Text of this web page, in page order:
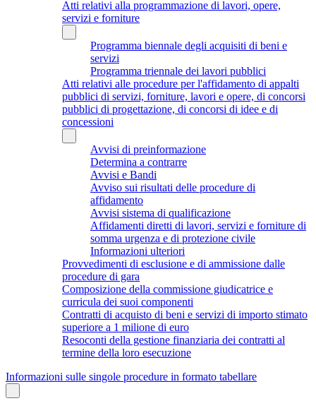
Atti relativi alla programmazione di lavori, opere,
servizi e forniture
Programma biennale degli acquisiti di beni e
servizi
Programma triennale dei lavori pubblici
Atti relativi alle procedure per l'affidamento di appalti
pubblici di servizi, forniture, lavori e opere, di concorsi
pubblici di progettazione, di concorsi di idee e di
concessioni
Avvisi di preinformazione
Determina a contrarre
Avvisi e Bandi
Avviso sui risultati delle procedure di
affidamento
Avvisi sistema di qualificazione
Affidamenti diretti di lavori, servizi e forniture di
somma urgenza e di protezione civile
Informazioni ulteriori
Provvedimenti di esclusione e di ammissione dalle
procedure di gara
Composizione della commissione giudicatrice e
curricula dei suoi componenti
Contratti di acquisto di beni e servizi di importo stimato
superiore a 1 milione di euro
Resoconti della gestione finanziaria dei contratti al
termine della loro esecuzione
Informazioni sulle singole procedure in formato tabellare